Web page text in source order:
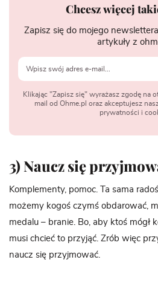
Chcesz więcej
Zapisz się do mojego
artykuły z
Klikając "Zapisz się" wyrażasz zgodę na
mail od Ohme.pl oraz akceptujesz
prywatności i
3) Naucz się
Komplementy, pomoc. Ta sama
możemy kogoś czymś obdarować,
medalu – branie. Bo, aby ktoś mógł
musi chcieć to przyjąć. Zrób więc
naucz się przyjmować.